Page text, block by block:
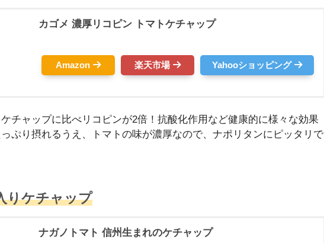
カゴメ 濃厚リコピン トマトケチャップ
Amazon 楽天市場 Yahooショッピング
チャップに比べリコピンが2倍！抗酸化作用など健康的に様々な効果
ぷり摂れるうえ、トマトの味が濃厚なので、ナポリタンにピッタリで
りケチャップ
ナガノトマト 信州生まれのケチャップ